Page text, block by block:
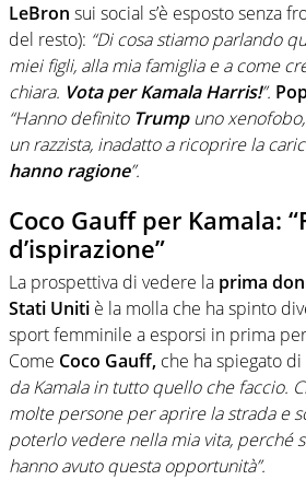
LeBron sui social s’è esposto senza
del resto): “Di cosa stiamo parlando
miei figli, alla mia famiglia e a come
chiara. Vota per Kamala Harris!”.
“Hanno definito Trumpuno
un razzista, inadatto a ricoprire la
hanno ragione”.
Coco Gauff per Kamala:
d’ispirazione”
La prospettiva di vedere la prima
Stati Uniti è la molla che ha spinto
sport femminile a esporsi in prima
Come Coco Gauff, che ha spiegato di
da Kamala in tutto quello che faccio.
molte persone per aprire la strada e
poterlo vedere nella mia vita, perché
hanno avuto questa opportunità”.